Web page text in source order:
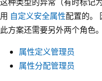
用 自定义安全属性配置的。
此方案还需要另外两个角色。
属性定义管理员
属性分配管理员